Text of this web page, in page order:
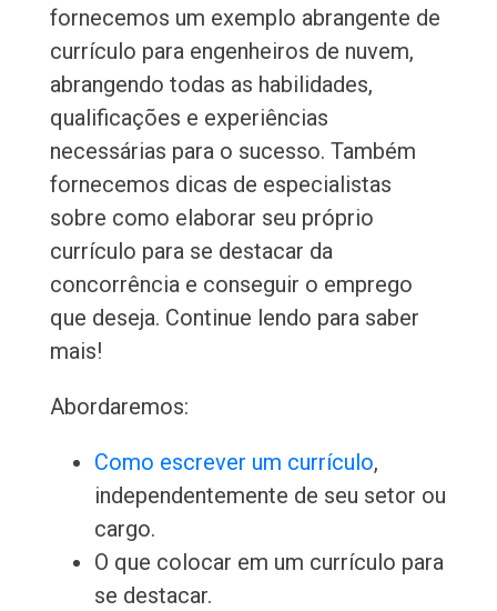
fornecemos um exemplo abrangente de
currículo para engenheiros de nuvem,
abrangendo todas as habilidades,
qualificações e experiências
necessárias para o sucesso. Também
fornecemos dicas de especialistas
sobre como elaborar seu próprio
currículo para se destacar da
concorrência e conseguir o emprego
que deseja. Continue lendo para saber
mais!
Abordaremos:
Como escrever um currículo,
independentemente de seu setor ou
cargo.
O que colocar em um currículo para
se destacar.